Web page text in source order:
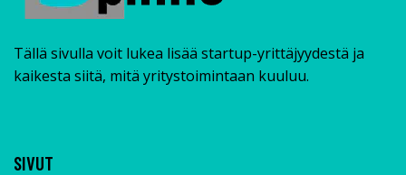
Tällä sivulla voit lukea lisää startup-yrittäjyydestä ja
kaikesta siitä, mitä yritystoimintaan kuuluu.
SIVUT